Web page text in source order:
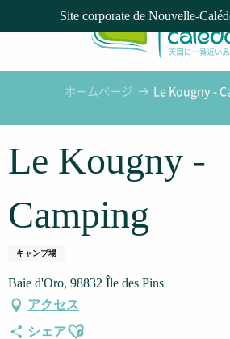
Site corporate de Nouvelle-
ホームページ Le Kougny -
Le Kougny -
Camping
キャンプ場
Baie d'Oro, 98832 Île des Pins
アクセス
シェアAjouter aux favoris